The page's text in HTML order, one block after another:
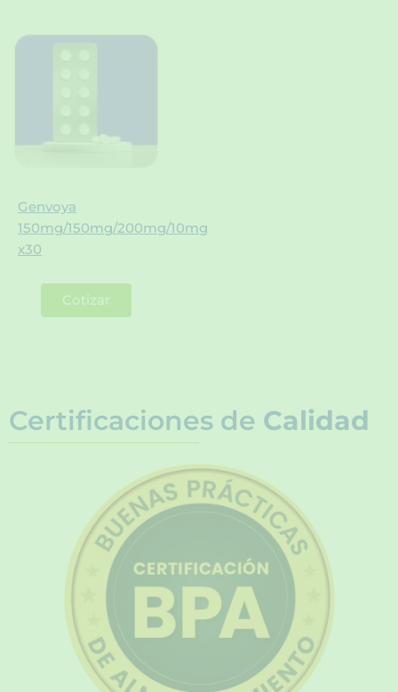
Genvoya
150mg/150mg/200mg/10mg
x30
Cotizar
Certificaciones de Calidad